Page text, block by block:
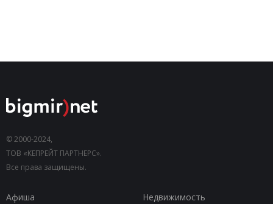
© 2000-2024,
ТОВ «КЕПРЕЙТ ПАРТНЕРС».
Все права защищены.
Афиша
Недвижимость